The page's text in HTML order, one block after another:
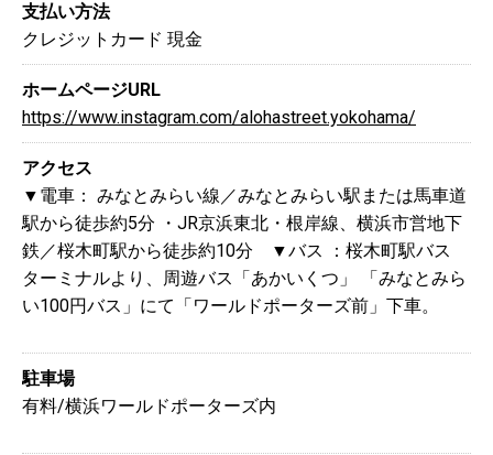
支払い方法
クレジットカード 現金
ホームページURL
https://www.instagram.com/alohastreet.yokohama/
アクセス
▼電車： みなとみらい線／みなとみらい駅または馬車道
駅から徒歩約5分 ・JR京浜東北・根岸線、横浜市営地下
鉄／桜木町駅から徒歩約10分 ▼バス ：桜木町駅バス
ターミナルより、周遊バス「あかいくつ」 「みなとみら
い100円バス」にて「ワールドポーターズ前」下車。
駐車場
有料/横浜ワールドポーターズ内